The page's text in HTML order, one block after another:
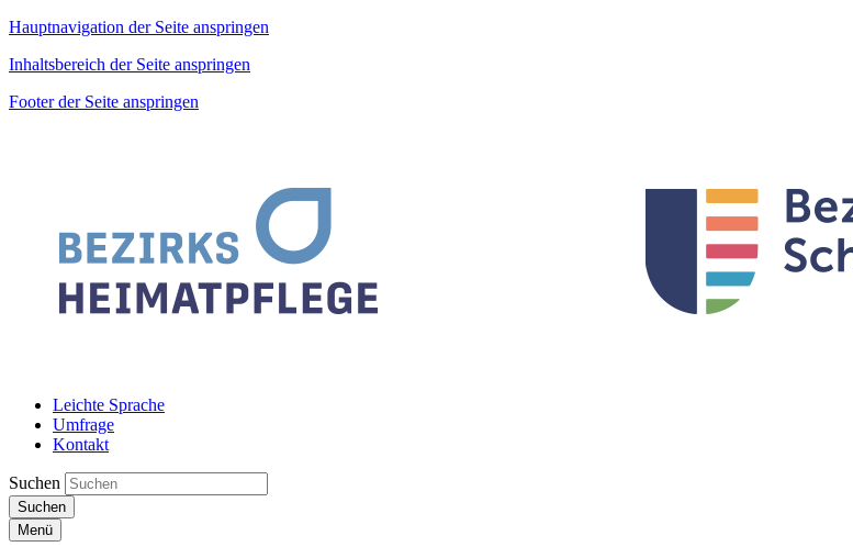
Hauptnavigation der Seite anspringen
Inhaltsbereich der Seite anspringen
Footer der Seite anspringen
Leichte Sprache
Umfrage
Kontakt
Suchen
Suchen
Menü